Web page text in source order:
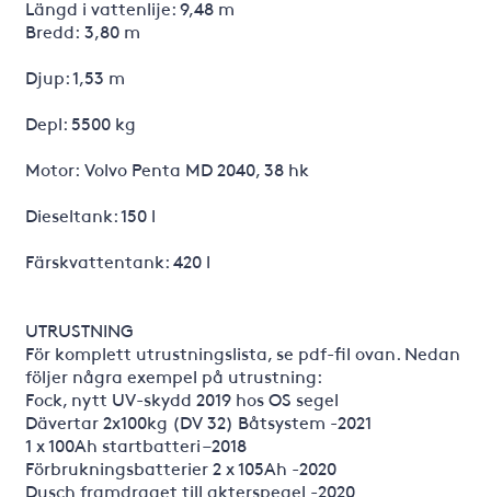
Längd i vattenlije: 9,48 m
Bredd: 3,80 m
Djup: 1,53 m
Depl: 5500 kg
Motor: Volvo Penta MD 2040, 38 hk
Dieseltank: 150 l
Färskvattentank: 420 l
UTRUSTNING
För komplett utrustningslista, se pdf-fil ovan. Nedan
följer några exempel på utrustning:
Fock, nytt UV-skydd 2019 hos OS segel
Dävertar 2x100kg (DV 32) Båtsystem -2021
1 x 100Ah startbatteri –2018
Förbrukningsbatterier 2 x 105Ah -2020
Dusch framdraget till akterspegel -2020